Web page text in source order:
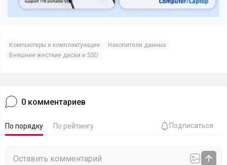
Компьютеры и комплектующие
Накопители данных
Внешние жесткие диски и SSD
0 комментариев
По порядку По рейтингу Подписаться